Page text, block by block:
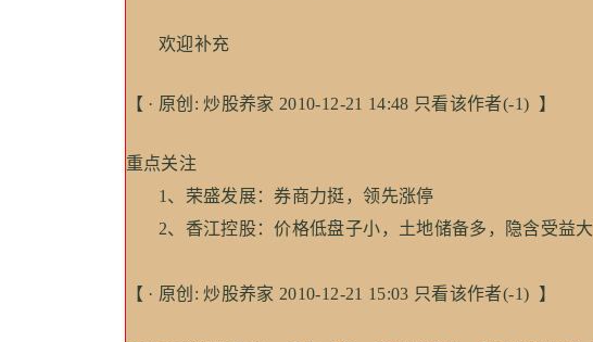
欢迎补充
【 · 原创: 炒股养家 2010-12-21 14:48 只看该作者(-1) 】
重点关注
1、荣盛发展：券商力挺，领先涨停
2、香江控股：价格低盘子小，土地储备多，隐含受益大
【 · 原创: 炒股养家 2010-12-21 15:03 只看该作者(-1) 】